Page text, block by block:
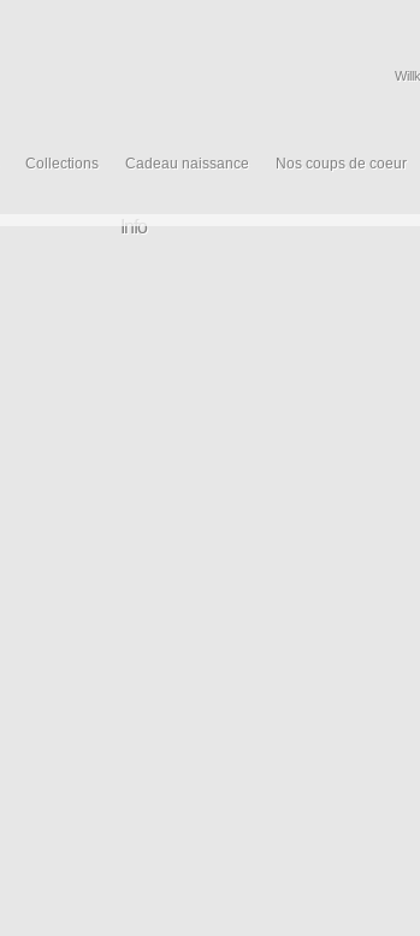
Collections Cadeau naissance Nos coups de coeur
Info